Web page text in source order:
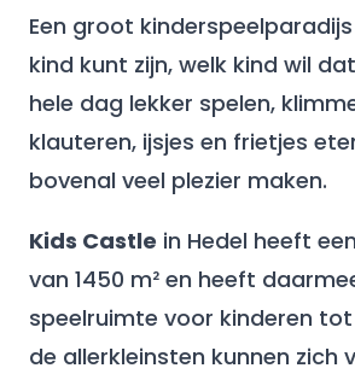
Een groot
kind kunt zijn, welk kind wil
hele dag lekker spelen,
klauteren, ijsjes en frietjes
bovenal veel plezier maken.
Kids Castle in Hedel heeft
van 1450 m² en heeft
speelruimte voor kinderen tot
de allerkleinsten kunnen zich